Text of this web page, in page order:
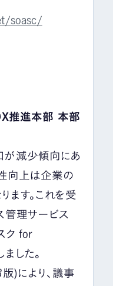
soasc/
推進本部 本部
が減少傾向にあ
向上は企業の
ます。これを受
管理サービス
ク for
した。
)により、議事